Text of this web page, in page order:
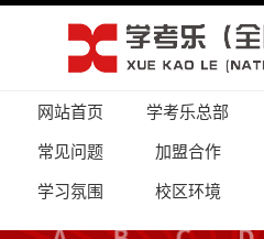
网站首页 学考乐总部
常见问题
加盟合作
学习氛围
校区环境